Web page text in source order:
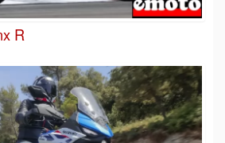
R